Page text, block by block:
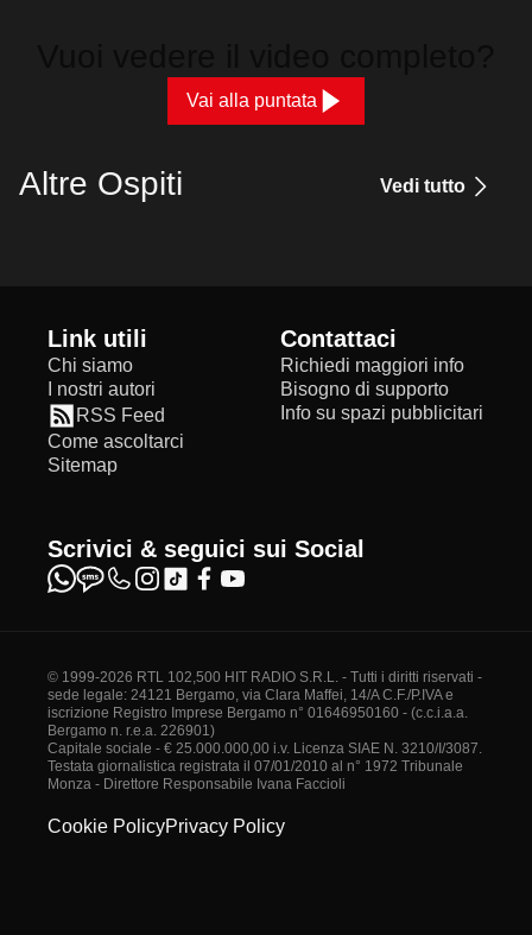
Vai alla puntata
Altre Ospiti Vedi tutto
Link utili
Chi siamo
I nostri autori
RSS Feed
Come ascoltarci
Sitemap
Contattaci
Richiedi maggiori info
Bisogno di supporto
Info su spazi pubblicitari
Scrivici & seguici sui Social
© 1999-2026 RTL 102,500 HIT RADIO S.R.L. - Tutti i diritti riservati -
sede legale: 24121 Bergamo, via Clara Maffei, 14/A C.F./P.IVA e
iscrizione Registro Imprese Bergamo n° 01646950160 - (c.c.i.a.a.
Bergamo n. r.e.a. 226901)
Capitale sociale - € 25.000.000,00 i.v. Licenza SIAE N. 3210/I/3087.
Testata giornalistica registrata il 07/01/2010 al n° 1972 Tribunale
Monza - Direttore Responsabile Ivana Faccioli
Cookie PolicyPrivacy Policy